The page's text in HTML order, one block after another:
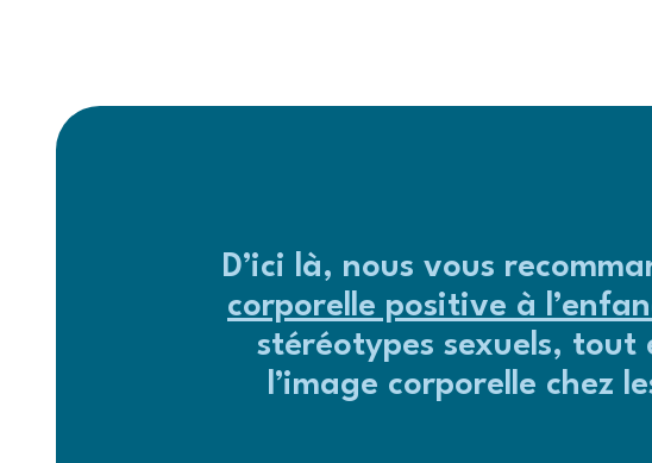
D’ici là, nous vous
corporelle positive à
stéréotypes sexuels,
l’image corporelle chez